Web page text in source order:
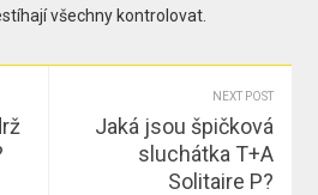
všechny kontrolovat.
NEXT POST
Jaká jsou špičková
sluchátka T+A
Solitaire P?